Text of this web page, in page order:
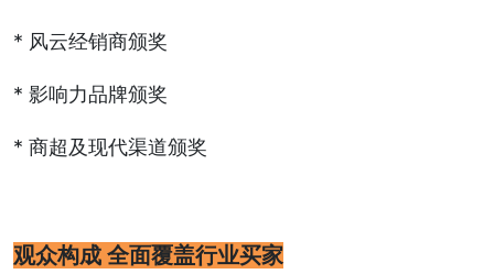
* 风云经销商颁奖
* 影响力品牌颁奖
* 商超及现代渠道颁奖
观众构成 全面覆盖行业买家